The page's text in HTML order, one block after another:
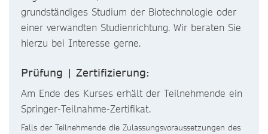
grundständiges Studium der Biotechnologie oder
einer verwandten Studienrichtung. Wir beraten Sie
hierzu bei Interesse gerne.
Prüfung | Zertifizierung:
Am Ende des Kurses erhält der Teilnehmende ein
Springer-Teilnahme-Zertifikat.
Falls der Teilnehmende die Zulassungsvoraussetzungen des